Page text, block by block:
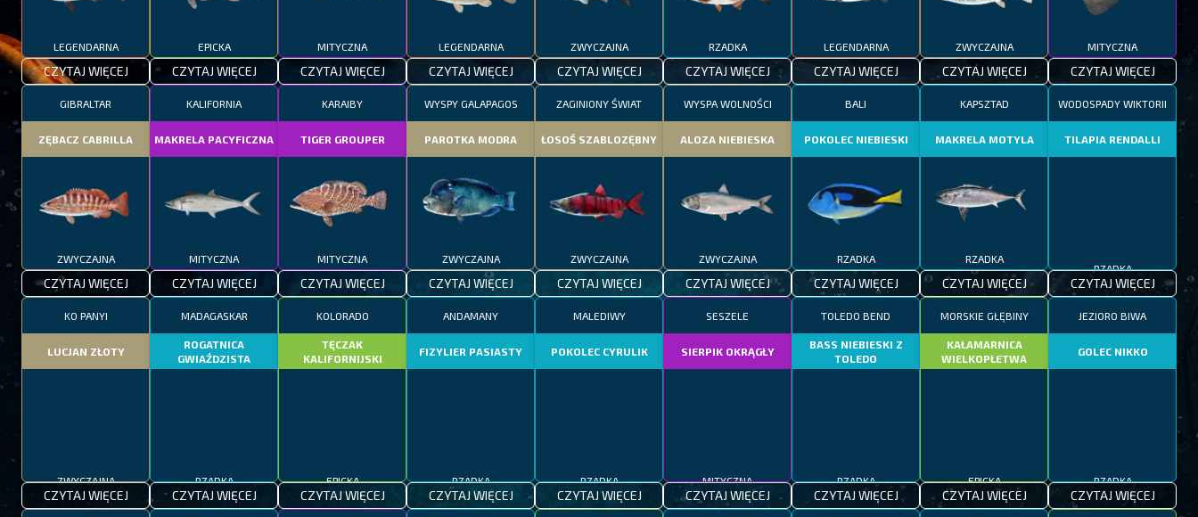
LEGENDARNA
CZYTAJ WIĘCEJ
EPICKA
CZYTAJ WIĘCEJ
MITYCZNA
CZYTAJ WIĘCEJ
LEGENDARNA
CZYTAJ WIĘCEJ
ZWYCZAJNA
CZYTAJ WIĘCEJ
RZADKA
CZYTAJ WIĘCEJ
LEGENDARNA
CZYTAJ WIĘCEJ
ZWYCZAJNA
CZYTAJ WIĘCEJ
MITYCZNA
CZYTAJ WIĘCEJ
GIBRALTAR
ZĘBACZ CABRILLA
ZWYCZAJNA
CZYTAJ WIĘCEJ
KALIFORNIA
MAKRELA PACYFICZNA
MITYCZNA
CZYTAJ WIĘCEJ
KARAIBY
TIGER GROUPER
MITYCZNA
CZYTAJ WIĘCEJ
WYSPY GALAPAGOS
PAROTKA MODRA
ZWYCZAJNA
CZYTAJ WIĘCEJ
ZAGINIONY ŚWIAT
ŁOSOŚ SZABLOZĘBNY
ZWYCZAJNA
CZYTAJ WIĘCEJ
WYSPA WOLNOŚCI
ALOZA NIEBIESKA
ZWYCZAJNA
CZYTAJ WIĘCEJ
BALI
POKOLEC NIEBIESKI
RZADKA
CZYTAJ WIĘCEJ
KAPSZTAD
MAKRELA MOTYLA
RZADKA
CZYTAJ WIĘCEJ
WODOSPADY WIKTORII
TILAPIA RENDALLI
CZYTAJ WIĘCEJ
KO PANYI
LUCJAN ZŁOTY
CZYTAJ WIĘCEJ
MADAGASKAR
ROGATNICA
GWIAŹDZISTA
CZYTAJ WIĘCEJ
KOLORADO
TĘCZAK
KALIFORNIJSKI
CZYTAJ WIĘCEJ
ANDAMANY
FIZYLIER PASIASTY
CZYTAJ WIĘCEJ
MALEDIWY
POKOLEC CYRULIK
CZYTAJ WIĘCEJ
SESZELE
SIERPIK OKRĄGŁY
CZYTAJ WIĘCEJ
TOLEDO BEND
BASS NIEBIESKI Z
TOLEDO
CZYTAJ WIĘCEJ
MORSKIE GŁĘBINY
KAŁAMARNICA
WIELKOPŁETWA
CZYTAJ WIĘCEJ
JEZIORO BIWA
GOLEC NIKKO
CZYTAJ WIĘCEJ